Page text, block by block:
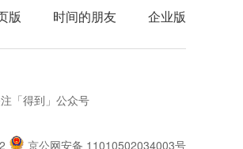
版 时间的朋友 企业版
「得到」公众号
京公网安备 11010502034003号